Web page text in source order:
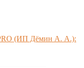
(ИП Дёмин А. А.):